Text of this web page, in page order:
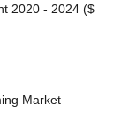
2020 - 2024 ($
Market